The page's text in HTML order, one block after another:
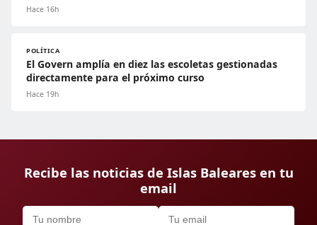
Hace 16h
POLÍTICA
El Govern amplía en diez las escoletas gestionadas
directamente para el próximo curso
Hace 19h
Recibe las noticias de Islas Baleares en tu
email